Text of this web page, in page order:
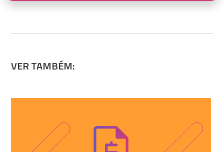
VER TAMBÉM: